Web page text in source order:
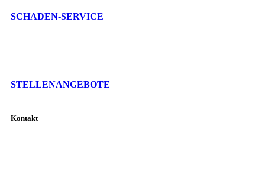
SCHADEN-SERVICE
STELLENANGEBOTE
Kontakt